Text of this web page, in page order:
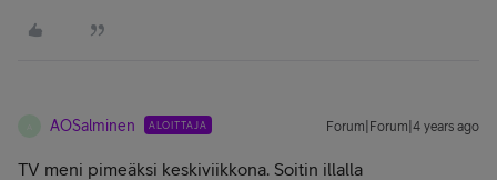
AOSalminen ALOITTAJA Forum|Forum|4 years ago
TV meni pimeäksi keskiviikkona. Soitin illalla